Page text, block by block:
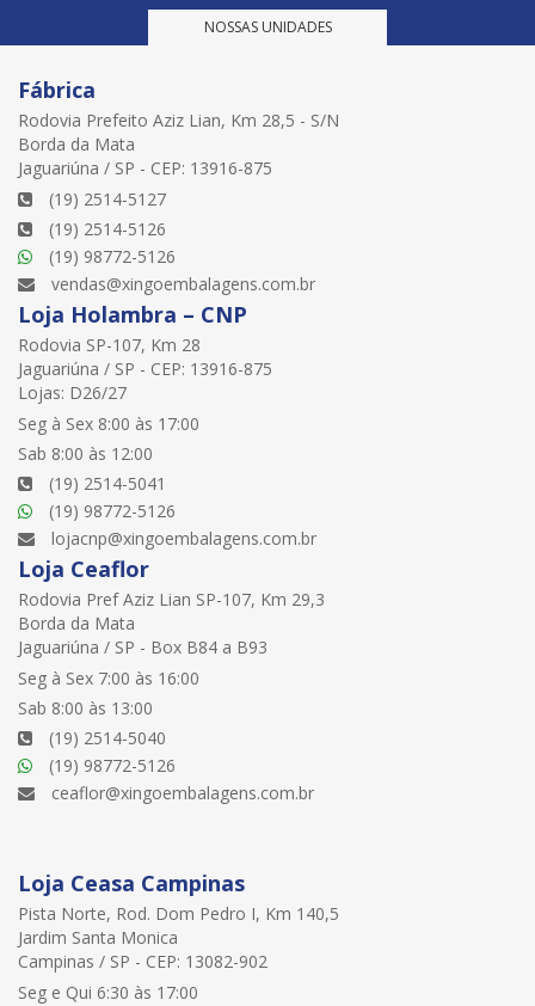
NOSSAS UNIDADES
Fábrica
Rodovia Prefeito Aziz Lian, Km 28,5 - S/N
Borda da Mata
Jaguariúna / SP - CEP: 13916-875
(19) 2514-5127
(19) 2514-5126
(19) 98772-5126
vendas@xingoembalagens.com.br
Loja Holambra – CNP
Rodovia SP-107, Km 28
Jaguariúna / SP - CEP: 13916-875
Lojas: D26/27
Seg à Sex 8:00 às 17:00
Sab 8:00 às 12:00
(19) 2514-5041
(19) 98772-5126
lojacnp@xingoembalagens.com.br
Loja Ceaflor
Rodovia Pref Aziz Lian SP-107, Km 29,3
Borda da Mata
Jaguariúna / SP - Box B84 a B93
Seg à Sex 7:00 às 16:00
Sab 8:00 às 13:00
(19) 2514-5040
(19) 98772-5126
ceaflor@xingoembalagens.com.br
Loja Ceasa Campinas
Pista Norte, Rod. Dom Pedro I, Km 140,5
Jardim Santa Monica
Campinas / SP - CEP: 13082-902
Seg e Qui 6:30 às 17:00